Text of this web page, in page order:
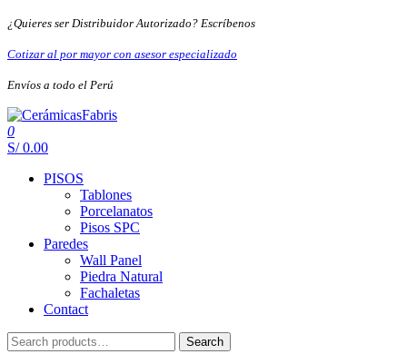
Skip
the
¿Quieres ser Distribuidor Autorizado? Escríbenos
Cotizar al por mayor con asesor especializado
Envíos a todo el Perú
CerámicasFabris
0
S/ 0.00
PISOS
Tablones
Porcelanatos
Pisos SPC
Paredes
Wall Panel
Piedra Natural
Fachaletas
Contact
Search
for:
Search